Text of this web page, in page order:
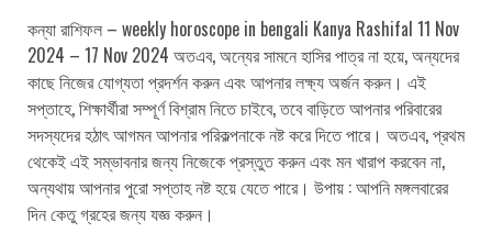
কন্যা রাশিফল – weekly horoscope in bengali Kanya Rashifal 11 Nov
2024 – 17 Nov 2024 অতএব, অন্যের সামনে হাসির পাত্র না হয়ে, অন্যদের
কাছে নিজের যোগ্যতা প্রদর্শন করুন এবং আপনার লক্ষ্য অর্জন করুন। এই
সপ্তাহে, শিক্ষার্থীরা সম্পূর্ণ বিশ্রাম নিতে চাইবে, তবে বাড়িতে আপনার পরিবারের
সদস্যদের হঠাৎ আগমন আপনার পরিকল্পনাকে নষ্ট করে দিতে পারে। অতএব, প্রথম
থেকেই এই সম্ভাবনার জন্য নিজেকে প্রস্তুত করুন এবং মন খারাপ করবেন না,
অন্যথায় আপনার পুরো সপ্তাহ নষ্ট হয়ে যেতে পারে। উপায় : আপনি মঙ্গলবারের
দিন কেতু গ্রহের জন্য যজ্ঞ করুন।